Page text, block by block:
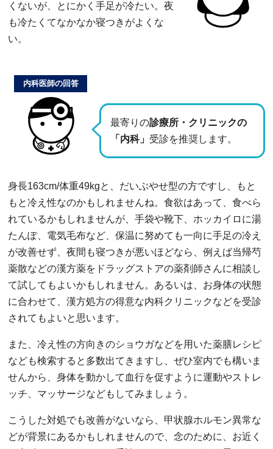
くないが、とにかく手足が冷たい。夜
も冷たくてなかなか寝つきがよくな
い。
最寄りの診療所・クリニックの
「内科」 受診を推奨します。
内科医師の回答
身長163cm/体重49kgと、だいぶやせ型の方ですし、もと
もと冷え性なのかもしれませんね。食欲はあって、食べら
れているかもしれませんが、手袋や靴下、ホッカイロに湯
たんぽ、電気毛布など、保温に努めても一向に手足の冷え
が改善せず、夜間も寝つきが悪いほどなら、例えば当帰芍
薬散などの漢方薬をドラッグストアの薬剤師さんに相談し
て試してもよいかもしれません。あるいは、お身体の状態
に合わせて、漢方処方の得意な内科クリニックなどを受診
されてもよいと思います。
また、冷え性の方向きのショウガなどを用いた薬膳レシピ
なども検索すると多数出てきますし、ぜひ室内でも構いま
せんから、身体を動かして血行を促すように運動やストレ
ッチ、マッサージなどもしてみましょう。
こうした対処でも改善がないなら、甲状腺ホルモン異常な
どが背景にあるかもしれませんので、念のために、お近く